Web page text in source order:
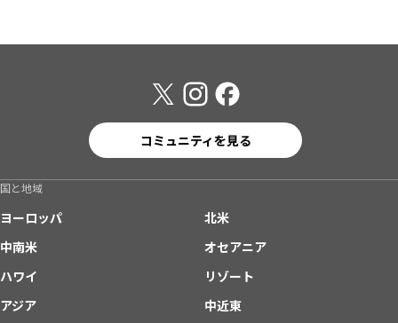
コミュニティを見る
国と地域
ヨーロッパ
北米
中南米
オセアニア
ハワイ
リゾート
アジア
中近東